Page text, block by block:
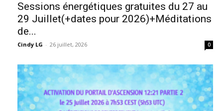
Sessions énergétiques gratuites du 27 au
29 Juillet(+dates pour 2026)+Méditations
de...
Cindy LG - 26 juillet, 2026 0